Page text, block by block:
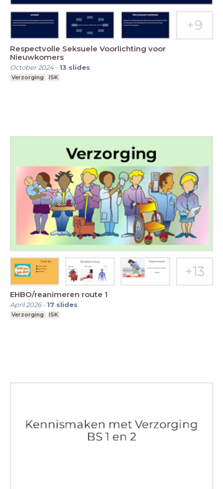
Respectvolle Seksuele Voorlichting voor
Nieuwkomers
October 2024- 13 slides
Verzorging ISK
EHBO/reanimeren route 1
April 2026- 17 slides
Verzorging ISK